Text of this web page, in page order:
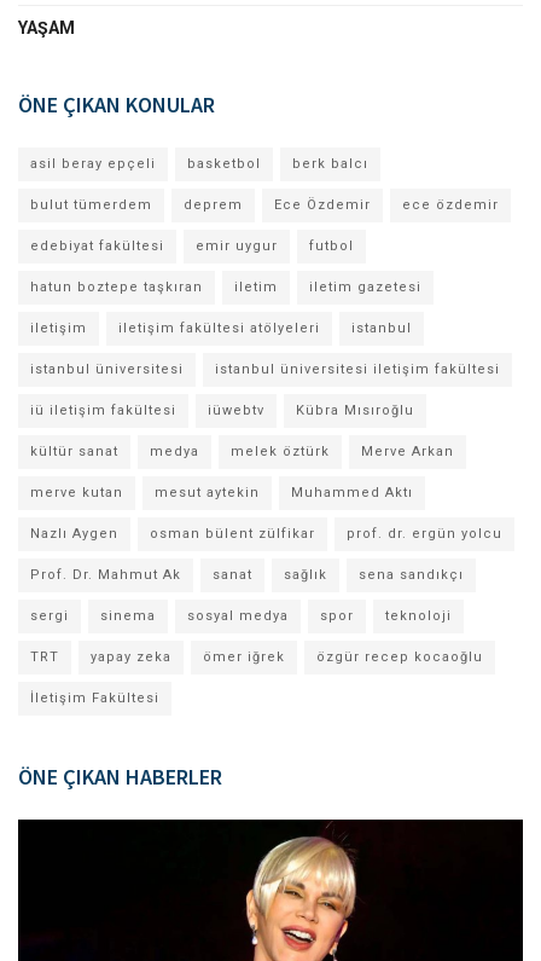
YAŞAM
ÖNE ÇIKAN KONULAR
asil beray epçeli basketbol berk balcı
bulut tümerdem deprem Ece Özdemir ece özdemir
edebiyat fakültesi emir uygur futbol
hatun boztepe taşkıran iletim iletim gazetesi
iletişim iletişim fakültesi atölyeleri istanbul
istanbul üniversitesi istanbul üniversitesi iletişim fakültesi
iü iletişim fakültesi iüwebtv Kübra Mısıroğlu
kültür sanat medya melek öztürk Merve Arkan
merve kutan mesut aytekin Muhammed Aktı
Nazlı Aygen osman bülent zülfikar prof. dr. ergün yolcu
Prof. Dr. Mahmut Ak sanat sağlık sena sandıkçı
sergi sinema sosyal medya spor teknoloji
TRT yapay zeka ömer iğrek özgür recep kocaoğlu
İletişim Fakültesi
ÖNE ÇIKAN HABERLER